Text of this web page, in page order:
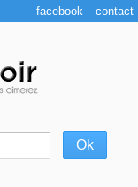
facebook contact